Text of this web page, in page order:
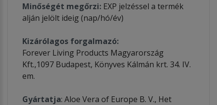
Minőségét megőrzi: EXP jelzéssel a termék
alján jelölt ideig (nap/hó/év)
Kizárólagos forgalmazó:
Forever Living Products Magyarország
Kft.,1097 Budapest, Könyves Kálmán krt. 34. IV.
em.
Gyártatja: Aloe Vera of Europe B. V., Het